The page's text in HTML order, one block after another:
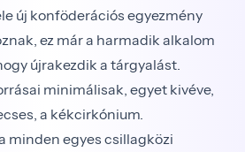
új konföderációs egyezmény
ez már a harmadik alkalom
újrakezdik a tárgyalást.
minimálisak, egyet kivéve,
a kékcirkónium.
minden egyes csillagközi